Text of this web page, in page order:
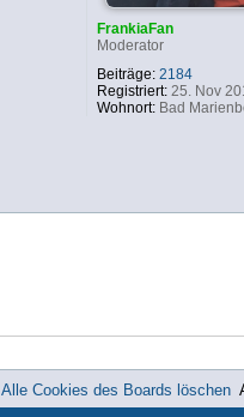
FrankiaFan
Moderator
Beiträge: 2184
Registriert:25. Nov
Wohnort:Bad
Alle Cookies des Boards löschen